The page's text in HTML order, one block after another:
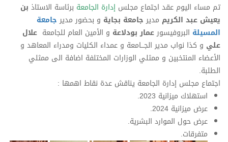
تم مساء اليوم عقد اجتماع مجلس إدارة الجامعةبرئاسة الاستاذ بن
يعيش عبد الكريممديرجامعة بجايةو بحضور مديرجامعة
المسيلةالبروفيسورعمار بودلاعةو الأمين العام للجامعة علال
عليو كذا نواب مدير الجـــامعة و عمداء الكليات ومدراء المعاهد و
الأعضاء المنتخبين و ممثلي الوزارات المختلفة اضافة الى ممثلي
الطلبة.
اجتماع مجلس إدارة الجامعة يناقش عدة نقاط اهمها :
استهلاك ميزانية 2023.
عرض ميزانية 2024.
عرض حول الموارد البشرية.
متفرقات.